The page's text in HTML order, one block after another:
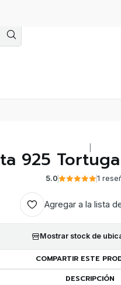
925
5.0 1
Agregar a la lista
Mostrar stock de
COMPARTIR ESTE
DESCRIPCIÓN